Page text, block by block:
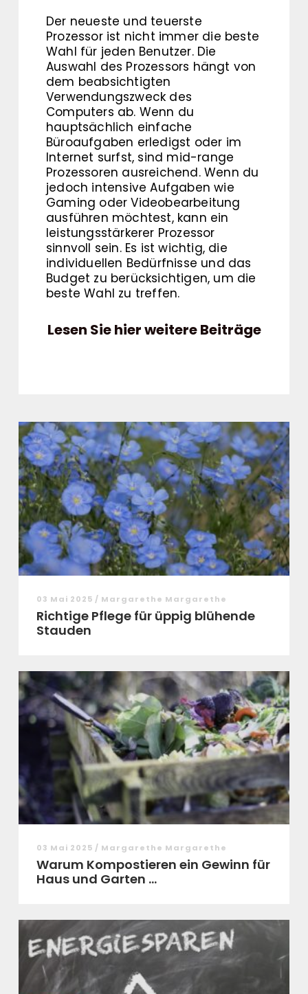
Der neueste und teuerste
Prozessor ist nicht immer die beste
Wahl für jeden Benutzer. Die
Auswahl des Prozessors hängt von
dem beabsichtigten
Verwendungszweck des
Computers ab. Wenn du
hauptsächlich einfache
Büroaufgaben erledigst oder im
Internet surfst, sind mid-range
Prozessoren ausreichend. Wenn du
jedoch intensive Aufgaben wie
Gaming oder Videobearbeitung
ausführen möchtest, kann ein
leistungsstärkerer Prozessor
sinnvoll sein. Es ist wichtig, die
individuellen Bedürfnisse und das
Budget zu berücksichtigen, um die
beste Wahl zu treffen.
Lesen Sie hier weitere Beiträge
03 Mai 2025 / Margarethe Margarethe
Richtige Pflege für üppig blühende
Stauden
03 Mai 2025 / Margarethe Margarethe
Warum Kompostieren ein Gewinn für
Haus und Garten ...